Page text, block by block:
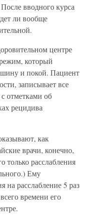
вводного курса
ли вообще
центре
который
и покой. Пациент
записывает все
отметками об
рецидива
как
врачи, конечно,
только расслабления
Ему
на расслабление 5 раз
времени его